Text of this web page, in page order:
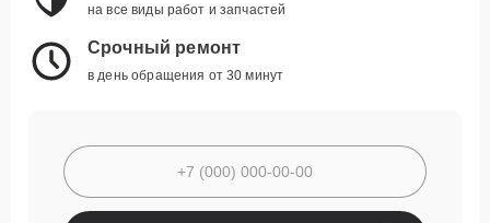
на все виды работ и запчастей
Срочный ремонт
в день обращения от 30 минут